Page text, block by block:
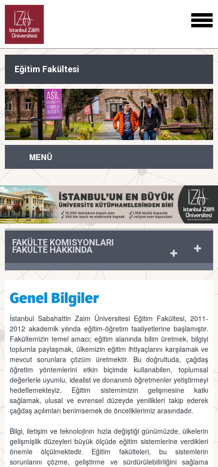
Eğitim Fakültesi
MENÜ
FAKÜLTE HAKKINDA
FAKÜLTE KOMISYONLARI
Genel Bilgiler
İstanbul Sabahattin Zaim Üniversitesi Eğitim Fakültesi, 2011-
2012 akademik yılında eğitim-öğretim faaliyetlerine başlamıştır.
Fakültemizin temel amacı; eğitim alanında bilim üretmek, bilgiyi
toplumla paylaşmak, ülkemizin eğitim ihtiyaçlarını karşılamak ve
mevcut sorunlara çözüm üretmektir. Bu doğrultuda, çağdaş
öğretim yöntemlerini etkin biçimde kullanabilen, toplumsal
değerlerle uyumlu, idealist ve donanımlı öğretmenler yetiştirmeyi
hedeflemekteyiz. Eğitim sistemimizin gelişmesine katkı
sağlamak, ulusal ve evrensel düzeyde yenilikleri takip ederek
çağdaş açılımları benimsemek de önceliklerimiz arasındadır.
Bilgi, iletişim ve teknolojinin hızla değiştiği günümüzde, ülkelerin
gelişmişlik düzeyleri büyük ölçüde eğitim sistemlerine verdikleri
önemle ölçülmektedir. Eğitim fakülteleri, bu sistemlerin
sorunlarını çözme, geliştirme ve sürdürülebilirliğini sağlama